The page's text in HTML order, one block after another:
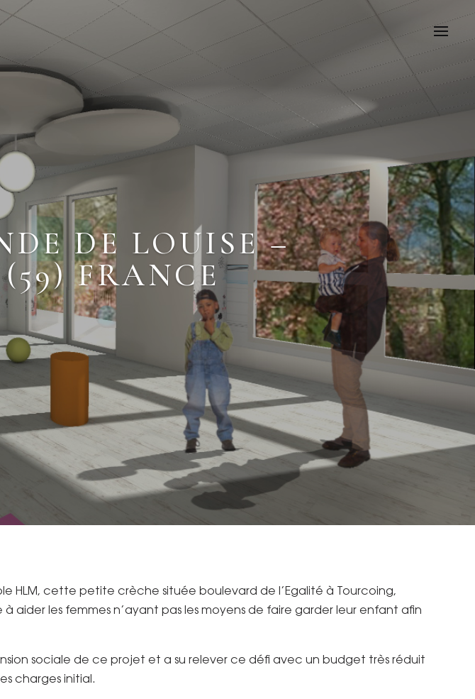
DE LOUISE –
FRANCE
HLM, cette petite crèche située boulevard de l’Egalité à Tourcoing,
aider les femmes n’ayant pas les moyens de faire garder leur enfant afin
sociale de ce projet et a su relever ce défi avec un budget très réduit
charges initial.